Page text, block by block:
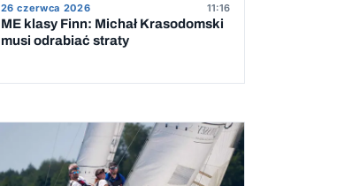
26 czerwca 2026 11:16
ME klasy Finn: Michał Krasodomski
musi odrabiać straty